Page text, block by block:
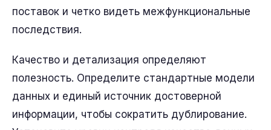
поставок и четко видеть межфункциональные
последствия.
Качество и детализация определяют
полезность. Определите стандартные модели
данных и единый источник достоверной
информации, чтобы сократить дублирование.